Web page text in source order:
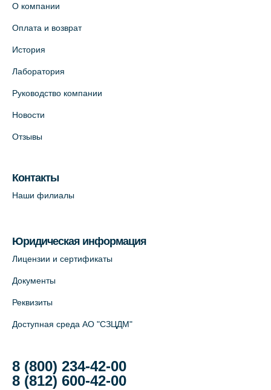
Лабораторный терминал на ул.
Савушкина, 124 (официальный партнёр)
На карте
Лабораторный терминал на Большом
На карте
О компании
Оплата и возврат
История
Лаборатория
Руководство компании
Новости
Отзывы
Контакты
Наши филиалы
Юридическая информация
Лицензии и сертификаты
Документы
Реквизиты
Доступная среда АО "СЗЦДМ"
8 (800) 234-42-00
8 (812) 600-42-00